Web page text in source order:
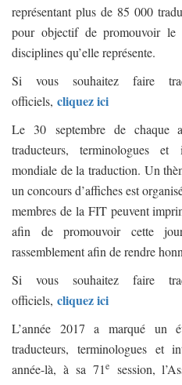
représentant plus de 85 000
pour objectif de promouvoir le
disciplines qu’elle représente.
Si vous souhaitez faire
officiels, cliquez ici
Le 30 septembre de chaque
traducteurs, terminologues
mondiale de la traduction. Un
un concours d’affiches est
membres de la FIT peuvent
afin de promouvoir cette
rassemblement afin de rendre
Si vous souhaitez faire
officiels, cliquez ici
L’année 2017 a marqué un
traducteurs, terminologues et
année-là, à sa 71esession,